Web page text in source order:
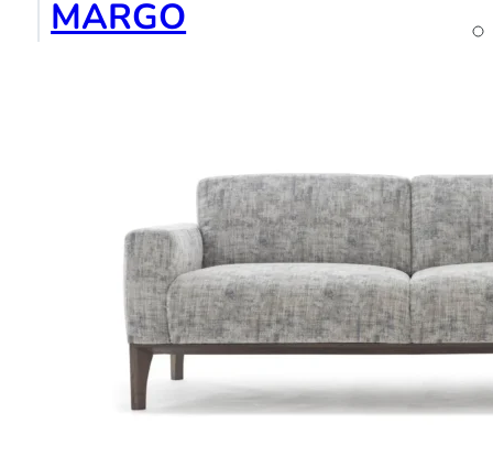
MARGO